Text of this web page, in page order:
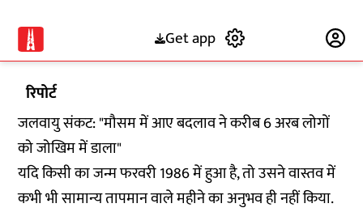
Get app
रिपोर्ट
जलवायु संकट: "मौसम में आए बदलाव ने करीब 6 अरब लोगों
को जोखिम में डाला"
यदि किसी का जन्म फरवरी 1986 में हुआ है, तो उसने वास्तव में
कभी भी सामान्य तापमान वाले महीने का अनुभव ही नहीं किया.